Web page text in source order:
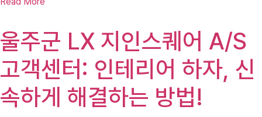
울주군 LX 지인스퀘어 A/S
고객센터: 인테리어 하자, 신
속하게 해결하는 방법!